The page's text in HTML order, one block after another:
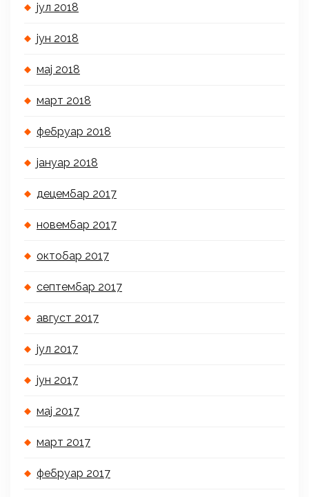
јул 2018
јун 2018
мај 2018
март 2018
фебруар 2018
јануар 2018
децембар 2017
новембар 2017
октобар 2017
септембар 2017
август 2017
јул 2017
јун 2017
мај 2017
март 2017
фебруар 2017